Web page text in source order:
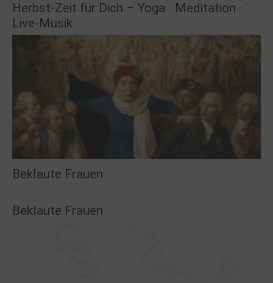
Herbst-Zeit für Dich – Yoga · Meditation ·
Live-Musik
Beklaute Frauen
Beklaute Frauen